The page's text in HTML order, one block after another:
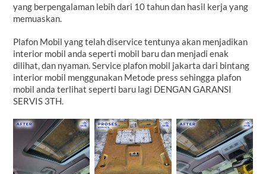
yang berpengalaman lebih dari 10 tahun dan hasil kerja yang
memuaskan.
Plafon Mobil yang telah diservice tentunya akan menjadikan
interior mobil anda seperti mobil baru dan menjadi enak
dilihat, dan nyaman. Service plafon mobil jakarta dari bintang
interior mobil menggunakan Metode press sehingga plafon
mobil anda terlihat seperti baru lagi DENGAN GARANSI
SERVIS 3TH.